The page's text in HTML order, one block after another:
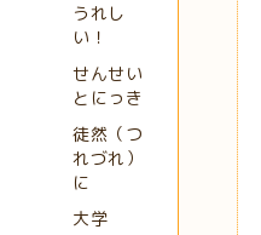
うれし
い！
せんせい
とにっき
徒然（つ
れづれ）
に
大学